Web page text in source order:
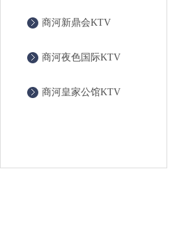
商河新鼎会KTV
商河夜色国际KTV
商河皇家公馆KTV